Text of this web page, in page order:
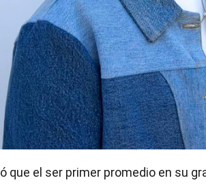
que el ser primer promedio en su